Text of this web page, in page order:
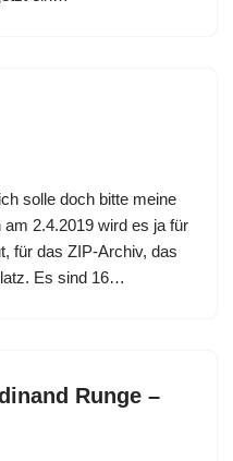
solle doch bitte meine
2.4.2019 wird es ja für
für das ZIP-Archiv, das
Es sind 16…
Runge –